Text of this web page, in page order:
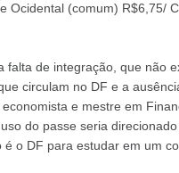
Ocidental (comum) R$6,75/
de integração, que não
circulam no DF e a
e mestre em
do passe seria
o DF para estudar em um